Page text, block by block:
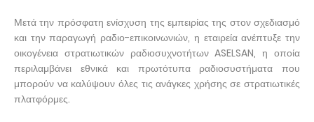
Μετά την πρόσφατη ενίσχυση της εμπειρίας της στον σχεδιασμό
και την παραγωγή ραδιο-επικοινωνιών, η εταιρεία ανέπτυξε την
οικογένεια στρατιωτικών ραδιοσυχνοτήτων ASELSAN, η οποία
περιλαμβάνει εθνικά και πρωτότυπα ραδιοσυστήματα που
μπορούν να καλύψουν όλες τις ανάγκες χρήσης σε στρατιωτικές
πλατφόρμες.